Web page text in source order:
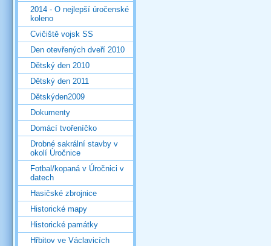
2014 - O nejlepší úročenské
koleno
Cvičiště vojsk SS
Den otevřených dveří 2010
Dětský den 2010
Dětský den 2011
Dětskýden2009
Dokumenty
Domácí tvořeníčko
Drobné sakrální stavby v
okolí Úročnice
Fotbal/kopaná v Úročnici v
datech
Hasičské zbrojnice
Historické mapy
Historické památky
Hřbitov ve Václavicích